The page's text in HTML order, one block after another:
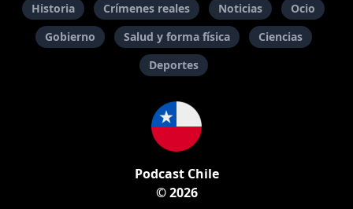
Historia
Crímenes reales Noticias
Ocio
Gobierno
Salud y forma física
Ciencias
Deportes
Podcast Chile
© 2026